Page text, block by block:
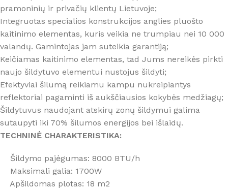
pramoninių ir privačių klientų Lietuvoje;
Integruotas specialios konstrukcijos anglies pluošto
kaitinimo elementas, kuris veikia ne trumpiau nei 10 000
valandų. Gamintojas jam suteikia garantiją;
Keičiamas kaitinimo elementas, tad Jums nereikės pirkti
naujo šildytuvo elementui nustojus šildyti;
Efektyviai šilumą reikiamu kampu nukreipiantys
reflektoriai pagaminti iš aukščiausios kokybės medžiagų;
Šildytuvus naudojant atskirų zonų šildymui galima
sutaupyti iki 70% šilumos energijos bei išlaidų.
TECHNINĖ CHARAKTERISTIKA:
Šildymo pajėgumas: 8000 BTU/h
Maksimali galia: 1700W
Apšildomas plotas: 18 m2